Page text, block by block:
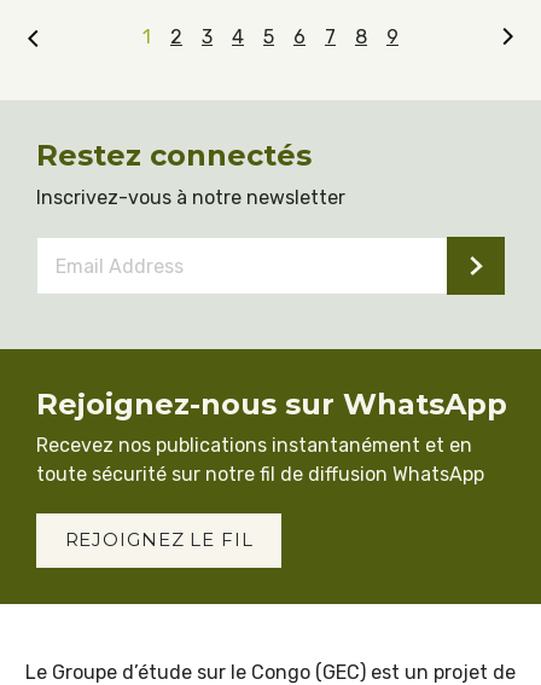
1 2 3 4 5 6 7 8 9
Restez connectés
Inscrivez-vous à notre newsletter
Address *
Rejoignez-nous sur WhatsApp
Recevez nos publications instantanément et en
toute sécurité sur notre fil de diffusion WhatsApp
REJOIGNEZ LE FIL
Le Groupe d’étude sur le Congo (GEC) est un projet de